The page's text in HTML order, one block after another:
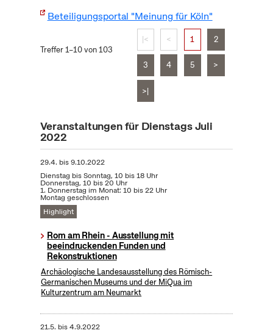
Beteiligungsportal "Meinung für Köln"
Treffer 1–10 von 103
|< < 1 2
3 4 5 >
>|
Veranstaltungen für Dienstags Juli
2022
29.4. bis9.10.2022
Dienstag bis Sonntag, 10 bis 18 Uhr
Donnerstag, 10 bis 20 Uhr
1. Donnerstag im Monat: 10 bis 22 Uhr
Montag geschlossen
Highlight
Rom am Rhein - Ausstellung mit
beeindruckenden Funden und
Rekonstruktionen
Archäologische Landesausstellung des Römisch-
Germanischen Museums und der MiQua im
Kulturzentrum am Neumarkt
21.5. bis4.9.2022